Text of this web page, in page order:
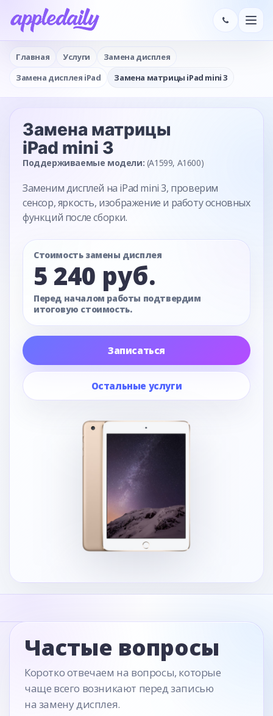
Главная Услуги
Замена дисплея
Замена дисплея iPad
Замена матрицы iPad mini 3
Замена матрицы
iPad mini 3
Поддерживаемые модели: (A1599, A1600)
Заменим дисплей на iPad mini 3, проверим
сенсор, яркость, изображение и работу основных
функций после сборки.
Стоимость замены дисплея
5 240 руб.
Перед началом работы подтвердим
итоговую стоимость.
Записаться
Остальные услуги
Частые вопросы
Коротко отвечаем на вопросы, которые
чаще всего возникают перед записью
на замену дисплея.